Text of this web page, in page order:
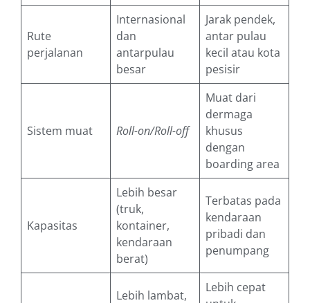
Rute
perjalanan
Internasional
dan
antarpulau
besar
Jarak pendek,
antar pulau
kecil atau kota
pesisir
Sistem muat Roll-on/Roll-off
Muat dari
dermaga
khusus
dengan
boarding area
Kapasitas
Lebih besar
(truk,
kontainer,
kendaraan
berat)
Terbatas pada
kendaraan
pribadi dan
penumpang
Lebih lambat,
Lebih cepat